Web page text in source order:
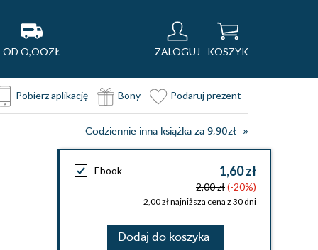
OD O,OOZŁ ZALOGUJ KOSZYK
Pobierz aplikację Bony Podaruj prezent
Codziennie inna książka za 9,90zł
Ebook 1,60 zł
2,00 zł(-20%)
2,00 zł najniższa cena z 30 dni
Dodaj do koszyka